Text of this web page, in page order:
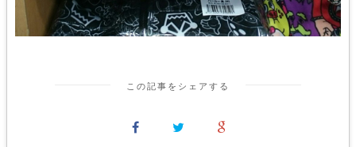
この記事をシェアする